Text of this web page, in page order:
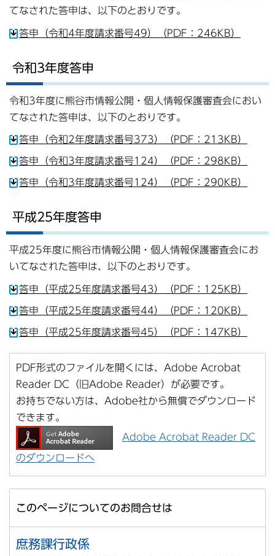
てなされた答申は、以下のとおりです。
答申（令和4年度請求番号49）（PDF：246KB）
令和3年度答申
令和3年度に熊谷市情報公開・個人情報保護審査会におい
てなされた答申は、以下のとおりです。
答申（令和2年度請求番号373）（PDF：213KB）
答申（令和3年度請求番号124）（PDF：298KB）
答申（令和3年度請求番号124）（PDF：290KB）
平成25年度答申
平成25年度に熊谷市情報公開・個人情報保護審査会にお
いてなされた答申は、以下のとおりです。
答申（平成25年度請求番号43）（PDF：125KB）
答申（平成25年度請求番号44）（PDF：120KB）
答申（平成25年度請求番号45）（PDF：147KB）
PDF形式のファイルを開くには、Adobe Acrobat
Reader DC（旧Adobe Reader）が必要です。
お持ちでない方は、Adobe社から無償でダウンロード
できます。
Adobe Acrobat Reader DC
のダウンロードへ
このページについてのお問合せは
庶務課行政係